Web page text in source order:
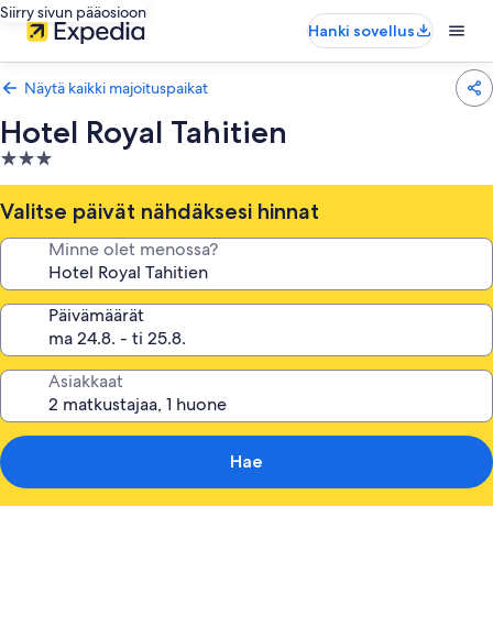
Siirry sivun pääosioon
Hanki sovellus
Näytä kaikki majoituspaikat
Hotel Royal Tahitien
3.0
tähden
majoituspaikka
Valitse päivät nähdäksesi hinnat
Minne olet menossa?
Päivämäärät
Asiakkaat
Hae